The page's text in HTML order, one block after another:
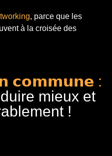
, parce que les
à la croisée des
𝗰𝗼𝗺𝗺𝘂𝗻𝗲 :
mieux et
!